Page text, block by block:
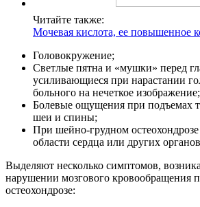
Читайте также:
Мочевая кислота, ее повышенное
Головокружение;
Светлые пятна и «мушки» перед
усиливающиеся при нарастании
больного на нечеткое изображение;
Болевые ощущения при подъемах
шеи и спины;
При шейно-грудном
области сердца или других
Выделяют несколько симптомов,
нарушении мозгового кровообращения
остеохондрозе: